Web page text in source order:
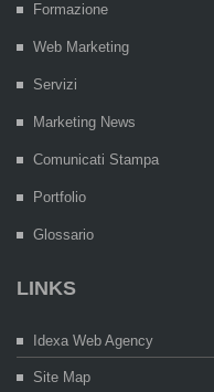
Formazione
Web Marketing
Servizi
Marketing News
Comunicati Stampa
Portfolio
Glossario
LINKS
Idexa Web Agency
Site Map